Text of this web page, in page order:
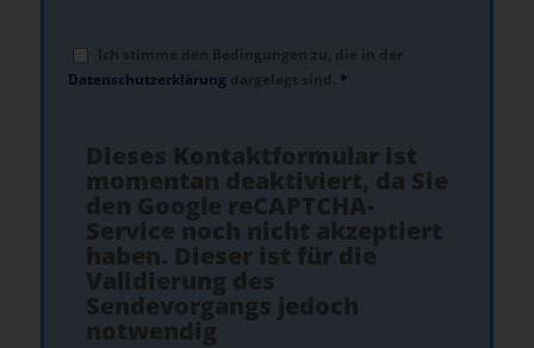
Ich stimme den Bedingungen zu, die in der
Datenschutzerklärung dargelegt sind. *
Dieses Kontaktformular ist
momentan deaktiviert, da Sie
den Google reCAPTCHA-
Service noch nicht akzeptiert
haben. Dieser ist für die
Validierung des
Sendevorgangs jedoch
notwendig